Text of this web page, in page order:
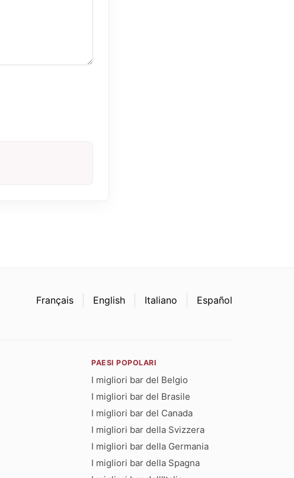
Français English Italiano Español
PAESI POPOLARI
I migliori bar del Belgio
I migliori bar del Brasile
I migliori bar del Canada
I migliori bar della Svizzera
I migliori bar della Germania
I migliori bar della Spagna